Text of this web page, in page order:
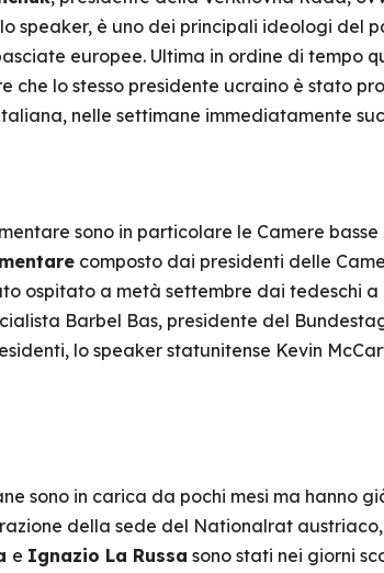
speaker, è uno dei principali ideologi del
europee. Ultima in ordine di tempo
che lo stesso presidente ucraino è stato
nelle settimane immediatamente
sono in particolare le Camere
composto dai presidenti delle
ospitato a metà settembre dai tedeschi
Barbel Bas, presidente del
lo speaker statunitense Kevin
sono in carica da pochi mesi ma hanno
della sede del Nationalrat
e Ignazio La Russa sono stati nei giorni